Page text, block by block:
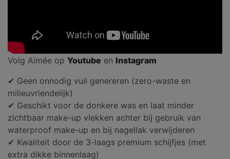
Volg Aimée op Youtube en Instagram
✔ Geen onnodig vuil genereren (zero-waste en
milieuvriendelijk)
✔ Geschikt voor de donkere was en laat minder
zichtbaar make-up vlekken achter bij gebruik van
waterproof make-up en bij nagellak verwijderen
✔ Kwaliteit door de 3-laags premium schijfjes (met
extra dikke binnenlaag)